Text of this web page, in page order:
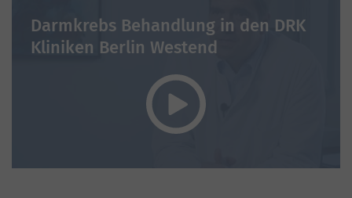
Darmkrebs Behandlung in den DRK
Kliniken Berlin Westend